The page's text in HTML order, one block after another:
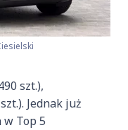
szt.),
Jednak już
w Top 5